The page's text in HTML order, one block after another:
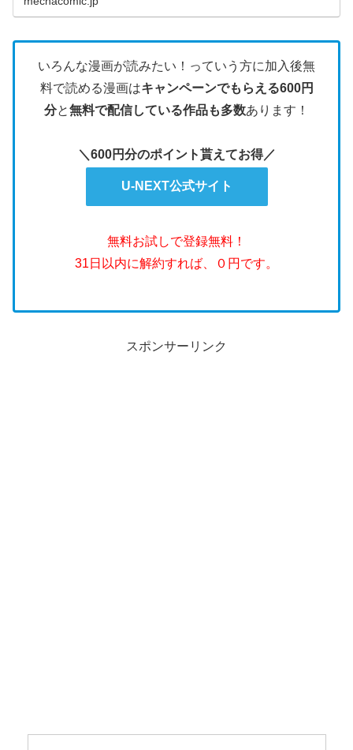
いろんな漫画が読みたい！っていう方に加入後無
料で読める漫画はキャンペーンでもらえる600円
分と無料で配信している作品も多数あります！
＼600円分のポイント貰えてお得／
U-NEXT公式サイト
無料お試しで登録無料！
31日以内に解約すれば、０円です。
スポンサーリンク